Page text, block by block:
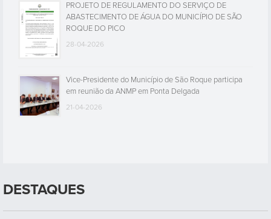
PROJETO DE REGULAMENTO DO SERVIÇO DE
ABASTECIMENTO DE ÁGUA DO MUNICÍPIO DE SÃO
ROQUE DO PICO
28-04-2026
Vice-Presidente do Município de São Roque participa
em reunião da ANMP em Ponta Delgada
21-04-2026
DESTAQUES